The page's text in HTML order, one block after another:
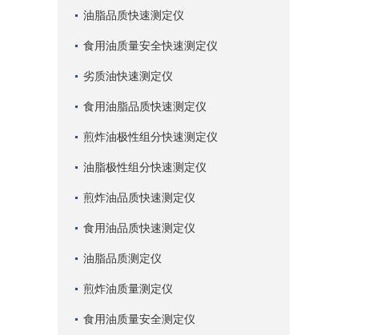
油脂品质快速测定仪
食用油质量安全快速测定仪
劣质油快速测定仪
食用油脂品质快速测定仪
煎炸油极性组分快速测定仪
油脂极性组分快速测定仪
煎炸油品质快速测定仪
食用油品质快速测定仪
油脂品质测定仪
煎炸油质量测定仪
食用油质量安全测定仪